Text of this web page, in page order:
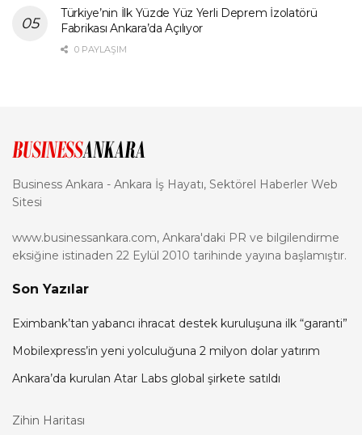
Türkiye’nin İlk Yüzde Yüz Yerli Deprem İzolatörü
Fabrikası Ankara’da Açılıyor
0 PAYLAŞIM
Business Ankara - Ankara İş Hayatı, Sektörel Haberler Web
Sitesi
www.businessankara.com, Ankara'daki PR ve bilgilendirme
eksiğine istinaden 22 Eylül 2010 tarihinde yayına başlamıştır.
Son Yazılar
Eximbank’tan yabancı ihracat destek kuruluşuna ilk “garanti”
Mobilexpress’in yeni yolculuğuna 2 milyon dolar yatırım
Ankara’da kurulan Atar Labs global şirkete satıldı
Zihin Haritası